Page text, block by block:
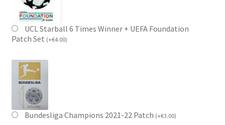
UCL Starball 6 Times Winner + UEFA Foundation
Patch Set (+€4.00)
Bundesliga Champions 2021-22 Patch (+€3.00)